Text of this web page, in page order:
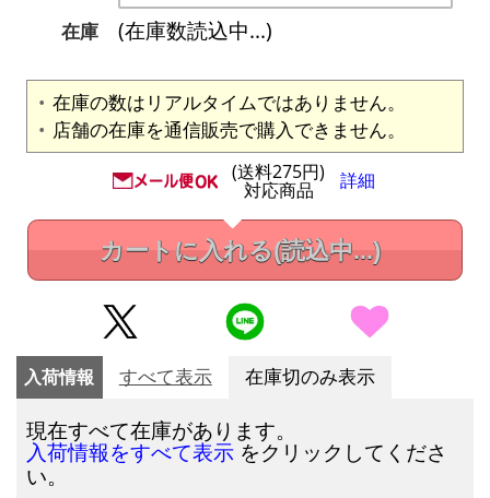
在庫
(在庫数読込中...)
在庫の数はリアルタイムではありません。
店舗の在庫を通信販売で購入できません。
(送料275円)
対応商品 詳細
カートに入れる(読込中...)
入荷情報 すべて表示 在庫切のみ表示
現在すべて在庫があります。
入荷情報をすべて表示 をクリックしてくださ
い。